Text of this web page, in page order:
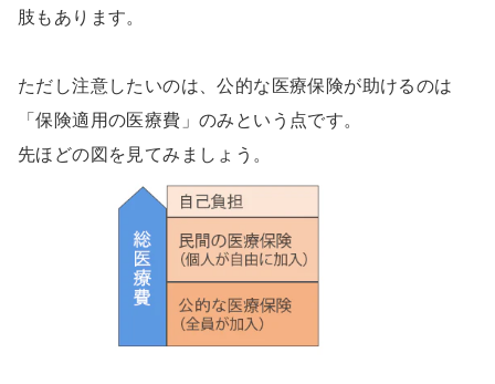
肢もあります。
ただし注意したいのは、公的な医療保険が助けるのは
「保険適用の医療費」のみという点です。
先ほどの図を見てみましょう。